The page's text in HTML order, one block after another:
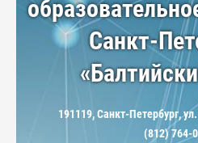
Санкт-
191119, Санкт-Петербург,
(812) 764-